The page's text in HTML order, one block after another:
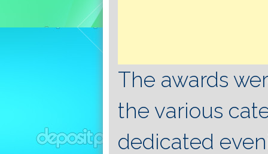
The awards
the various
dedicated